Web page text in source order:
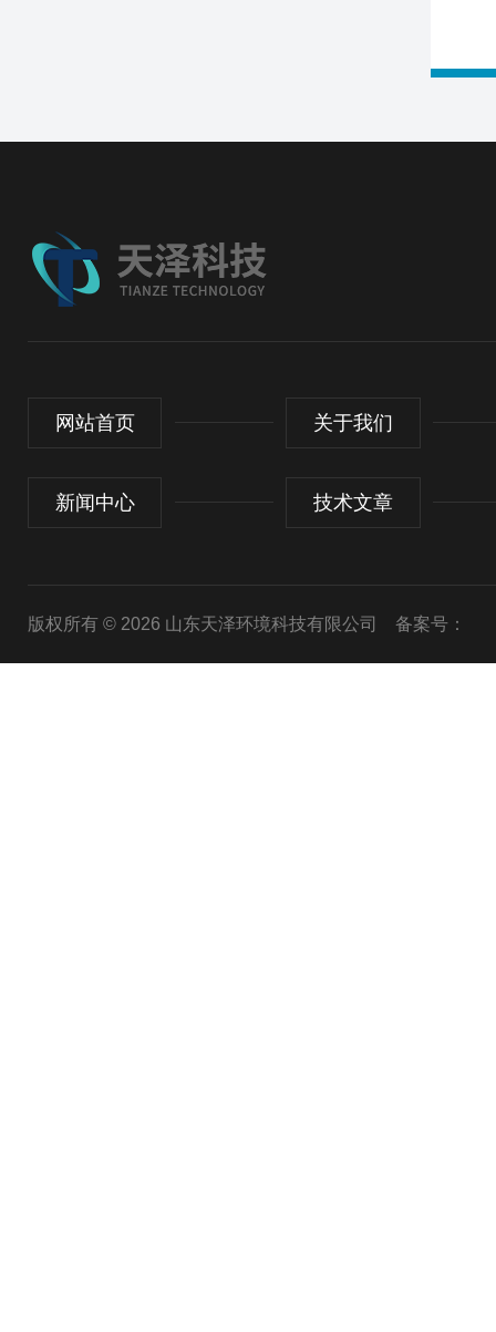
网站首页 关于我们
新闻中心 技术文章
版权所有 © 2026 山东天泽环境科技有限公司 备案号：